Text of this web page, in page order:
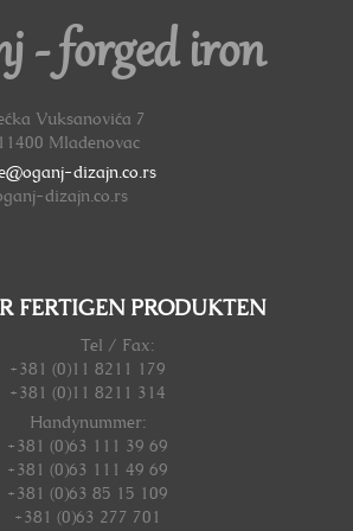
- forged iron
Vuksanovića 7
Mladenovac
dizajn.co.rs
dizajn.co.rs
FERTIGEN PRODUKTEN
Tel / Fax:
+381 (0)11 8211 179
+381 (0)11 8211 314
Handynummer:
+381 (0)63 111 39 69
+381 (0)63 111 49 69
+381 (0)63 85 15 109
+381 (0)63 277 701